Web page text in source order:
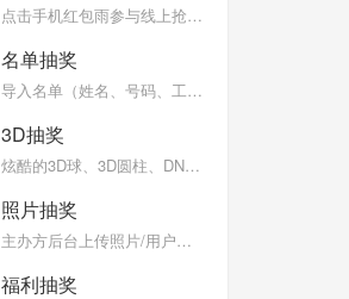
点击手机红包雨参与线上抢红包（礼品），热闹喜庆的界面为现场增温
名单抽奖
导入名单（姓名、号码、工号、数字）抽奖，支持名单分组和名单权重（工龄）
3D抽奖
炫酷的3D球、3D圆柱、DNA、魔方等炫酷的3D图形不停变换，随机抽取中奖用户头像
照片抽奖
主办方后台上传照片/用户现场自拍上传照片，巨幕照片墙抽奖
福利抽奖